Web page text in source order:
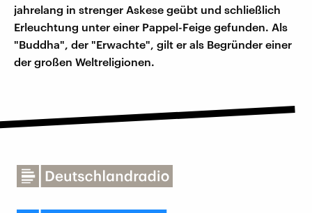
jahrelang in strenger Askese geübt und schließlich
Erleuchtung unter einer Pappel-Feige gefunden. Als
"Buddha", der "Erwachte", gilt er als Begründer einer
der großen Weltreligionen.